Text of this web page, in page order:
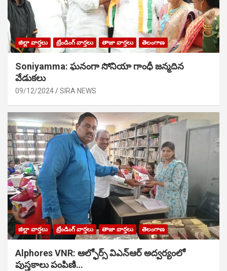
జిల్లా వార్తలు ట్రేండింగ్ వార్తలు తాజా వార్తలు తెలంగాణ
Soniyamma: ఘ‌నంగా సోనియా గాంధీ జ‌న్మ‌దిన
వేడుక‌లు
09/12/2024 SIRA NEWS
జిల్లా వార్తలు ట్రేండింగ్ వార్తలు తాజా వార్తలు తెలంగాణ
Alphores VNR: ఆల్ఫోర్స్ విఎన్ఆర్ అద్వర్యంలో
పుస్తకాలు పంపిణి…